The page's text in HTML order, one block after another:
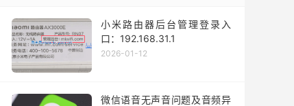
小米路由器后台管理登录入
口：192.168.31.1
2026-01-12
微信语音无声音问题及音频异